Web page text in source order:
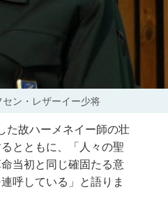
ン・レザーイー少将
た故ハーメネイー師の壮
とともに、「人々の聖
当初と同じ確固たる意
呼している」と語りま